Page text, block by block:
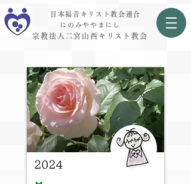
日本福音キリスト教会連合
にのみややまにし
宗教法人二宮山西キリスト教会